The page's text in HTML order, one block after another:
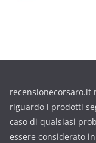
recensionecorsaro.it
riguardo i prodotti
caso di qualsiasi
essere considerato